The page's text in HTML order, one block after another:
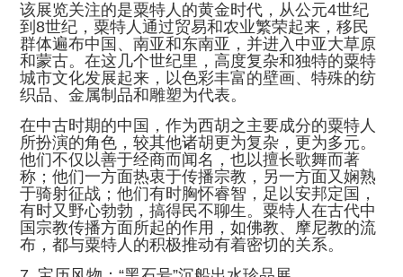
该展览关注的是粟特人的黄金时代，从公元4世纪
到8世纪，粟特人通过贸易和农业繁荣起来，移民
群体遍布中国、南亚和东南亚，并进入中亚大草原
和蒙古。在这几个世纪里，高度复杂和独特的粟特
城市文化发展起来，以色彩丰富的壁画、特殊的纺
织品、金属制品和雕塑为代表。
在中古时期的中国，作为西胡之主要成分的粟特人
所扮演的角色，较其他诸胡更为复杂，更为多元。
他们不仅以善于经商而闻名，也以擅长歌舞而著
称；他们一方面热衷于传播宗教，另一方面又娴熟
于骑射征战；他们有时胸怀睿智，足以安邦定国，
有时又野心勃勃，搞得民不聊生。粟特人在古代中
国宗教传播方面所起的作用，如佛教、摩尼教的流
布，都与粟特人的积极推动有着密切的关系。